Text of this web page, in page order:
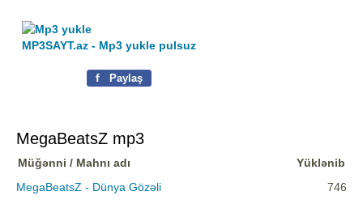
MP3SAYT.az - Mp3 yukle pulsuz
f Paylaş
MegaBeatsZ mp3
Müğənni / Mahnı adı
Yüklənib
MegaBeatsZ - Dünya Gözəli
746